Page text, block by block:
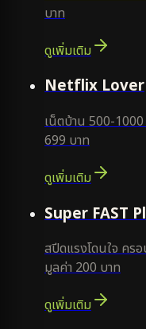
บาท
ดูเพิ่มเติม
Netflix Lover
เน็ตบ้าน 500-
699 บาท
ดูเพิ่มเติม
Super FAST
สปีดแรงโดนใจ คร
มูลค่า 200 บาท
ดูเพิ่มเติม